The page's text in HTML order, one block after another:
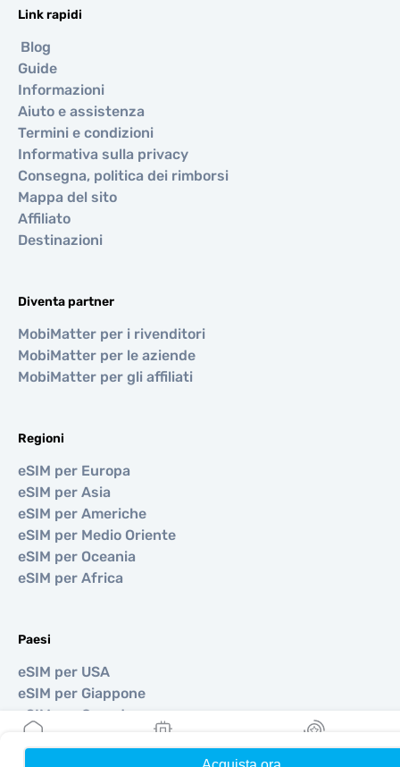
Link rapidi
Blog
Guide
Informazioni
Aiuto e assistenza
Termini e condizioni
Informativa sulla privacy
Consegna, politica dei rimborsi
Mappa del sito
Affiliato
Destinazioni
Diventa partner
MobiMatter per i rivenditori
MobiMatter per le aziende
MobiMatter per gli affiliati
Regioni
eSIM per Europa
eSIM per Asia
eSIM per Americhe
eSIM per Medio Oriente
eSIM per Oceania
eSIM per Africa
Paesi
eSIM per USA
eSIM per Giappone
eSIM per Canada
eSIM per Spagna